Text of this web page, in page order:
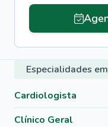
Especialidades
Cardiologista
Clínico Geral